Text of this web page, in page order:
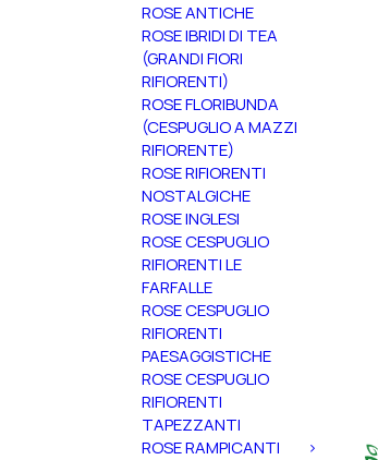
ROSE ANTICHE
ROSE IBRIDI DI TEA
(GRANDI FIORI
RIFIORENTI)
ROSE FLORIBUNDA
(CESPUGLIO A MAZZI
RIFIORENTE)
ROSE RIFIORENTI
NOSTALGICHE
ROSE INGLESI
ROSE CESPUGLIO
RIFIORENTI LE
FARFALLE
ROSE CESPUGLIO
RIFIORENTI
PAESAGGISTICHE
ROSE CESPUGLIO
RIFIORENTI
TAPEZZANTI
ROSE RAMPICANTI